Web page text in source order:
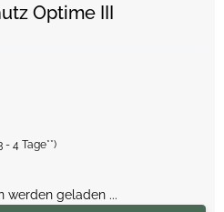
Optime III
- 4 Tage**)
werden geladen ...